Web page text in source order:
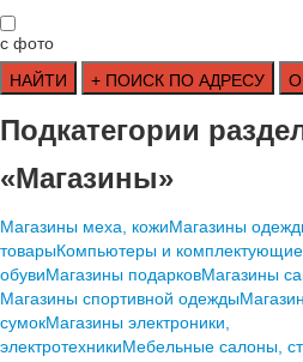
с фото
Подкатегории
«Магазины»
Mагазины меха, кожиMагазины
товарыКомпьютеры и комплектующие
обувиМагазины подарковМагазины
Магазины спортивной одежды
сумокМагазины электроники,
электротехникиМебельные салоны,